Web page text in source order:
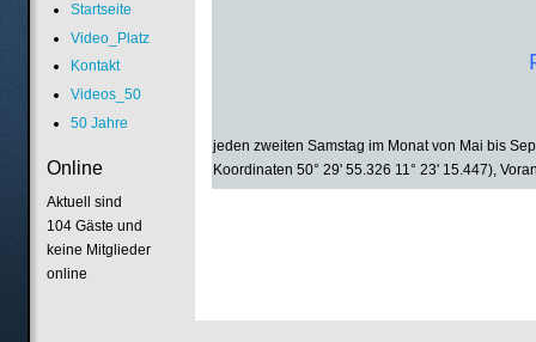
jeden zweiten Samstag im Monat von Mai bis
Koordinaten 50° 29' 55.326 11° 23' 15.447),
Startseite
Video_Platz
Kontakt
Videos_50
50 Jahre
Online
Aktuell sind
104 Gäste und
keine Mitglieder
online